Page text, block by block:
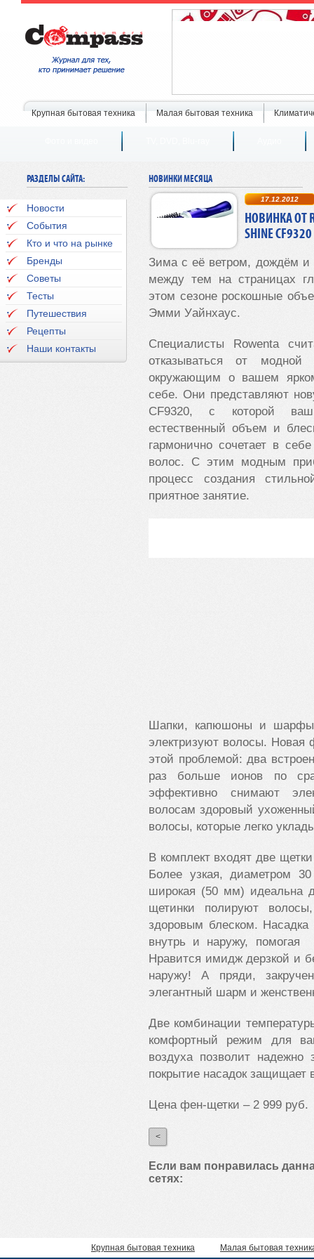
РАЗДЕЛЫ САЙТА:
Новости
События
Кто и что на рынке
Бренды
Советы
Тесты
Путешествия
Рецепты
Наши контакты
НОВИНКИ МЕСЯЦА
17.12.2012
НОВИНКА ОТ
SHINE CF9320
Зима с её ветром, дождём и
между тем на страницах
этом сезоне роскошные
Эмми Уайнхаус.
Специалисты Rowenta
отказываться от модной
окружающим о вашем
себе. Они представляют
CF9320, с которой
естественный объем и
гармонично сочетает в
волос. С этим модным
процесс создания
приятное занятие.
Шапки, капюшоны и шарфы
электризуют волосы. Новая
этой проблемой: два
раз больше ионов по
эффективно снимают
волосам здоровый
волосы, которые легко
В комплект входят две
Более узкая, диаметром
широкая (50 мм) идеальна
щетинки полируют
здоровым блеском.
внутрь и наружу, помогая
Нравится имидж дерзкой и
наружу! А пряди,
элегантный шарм и
Две комбинации
комфортный режим для
воздуха позволит надежно
покрытие насадок защищает
Цена фен-щетки – 2 999 руб.
<
Если вам понравилась
сетях:
Крупная бытовая техника Малая бытовая техника
Крупная бытовая техника Малая бытовая